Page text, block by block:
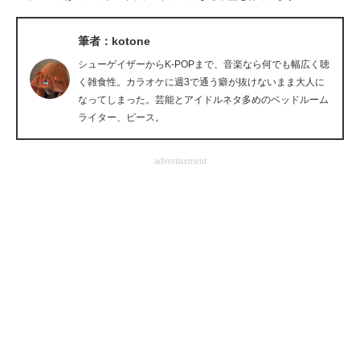
マーケ×ITの今がよく分かる
ITエンジニア向け専門サイト
IT製品の技術・比較・事例
筆者：kotone
シューゲイザーからK-POPまで、音楽なら何でも幅広く聴
く雑食性。カラオケに週3で通う癖が抜けないまま大人に
なってしまった。芸能とアイドルネタ多めのベッドルーム
ライター、ピース。
advertisement